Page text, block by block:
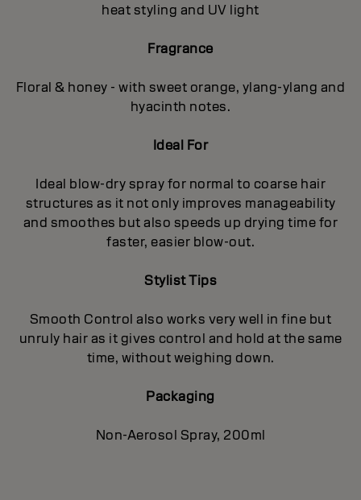
heat styling and UV light
Fragrance
Floral & honey - with sweet orange, ylang-ylang and
hyacinth notes.
Ideal For
Ideal blow-dry spray for normal to coarse hair
structures as it not only improves manageability
and smoothes but also speeds up drying time for
faster, easier blow-out.
Stylist Tips
Smooth Control also works very well in fine but
unruly hair as it gives control and hold at the same
time, without weighing down.
Packaging
Non-Aerosol Spray, 200ml